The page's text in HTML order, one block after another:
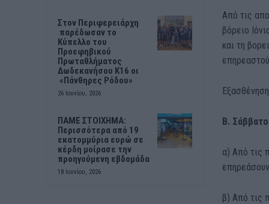
Στον Περιφερειάρχη
παρέδωσαν το
Κύπελλο του
Προεφηβικού
Πρωταθλήματος
Δωδεκανήσου Κ16 οι
«Πάνθηρες Ρόδου»
26 Ιουνίου, 2026
ΠΑΜΕ ΣΤΟΙΧΗΜΑ:
Περισσότερα από 19
εκατομμύρια ευρώ σε
κέρδη μοίρασε την
προηγούμενη εβδομάδα
18 Ιουνίου, 2026
Από τις
βόρειο
και τη
Β.
α) Από τις
β) Από τις